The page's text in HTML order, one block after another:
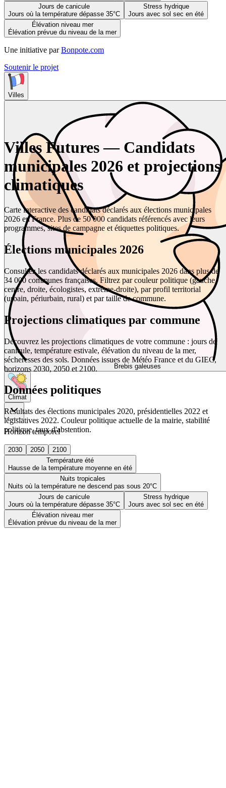
Jours de canicule
Jours où la température dépasse 35°C
Stress hydrique
Jours avec sol sec en été
Élévation niveau mer
Élévation prévue du niveau de la mer
Une initiative par Bonpote.com
Soutenir le projet
Villes
Brebis galeuses
Climat
Horizon temporel
2030 2050
2100
Température été
Hausse de la température moyenne en été
Nuits tropicales
Nuits où la température ne descend pas sous 20°C
Jours de canicule
Jours où la température dépasse 35°C
Stress hydrique
Jours avec sol sec en été
Élévation niveau mer
Élévation prévue du niveau de la mer
Villes Futures — Candidats
municipales 2026 et projections
climatiques
Carte interactive des candidats déclarés aux élections municipales
2026 en France. Plus de 50 000 candidats référencés avec leurs
programmes, sites de campagne et étiquettes politiques.
Élections municipales 2026
Consultez les candidats déclarés aux municipales 2026 dans plus de
34 000 communes françaises. Filtrez par couleur politique (gauche,
centre, droite, écologistes, extrême-droite), par profil territorial
(urbain, périurbain, rural) et par taille de commune.
Projections climatiques par commune
Découvrez les projections climatiques de votre commune : jours de
canicule, température estivale, élévation du niveau de la mer,
sécheresses des sols. Données issues de Météo France et du GIEC,
horizons 2030, 2050 et 2100.
Données politiques
Résultats des élections municipales 2020, présidentielles 2022 et
législatives 2022. Couleur politique actuelle de la mairie, stabilité
politique, taux d'abstention.